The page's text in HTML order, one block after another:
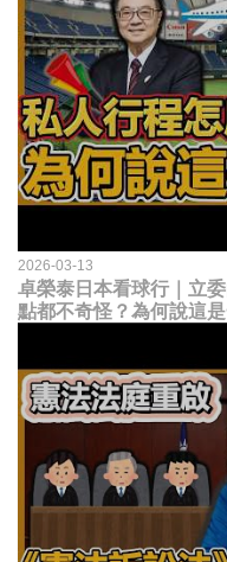
2026-03-13
卓榮泰日本看球行｜立
點都不奇怪？為何說這